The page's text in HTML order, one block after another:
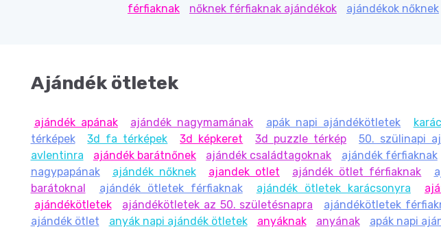
férfiaknak
nőknek férfiaknak ajándékok ajándékok nőknek
Ajándék ötletek
ajándék apának ajándék nagymamának apák napi ajándékötletek
térképek
3d fa térképek 3d képkeret 3d puzzle térkép 50. szülinapi
avlentinra
ajándék barátnőnek ajándék családtagoknak ajándék férfiaknak
nagypapának
ajándék nőknek ajandek otlet ajándék ötlet férfiaknak
barátoknal
ajándék ötletek férfiaknak ajándék ötletek karácsonyra
ajándékötletek
ajándékötletek az 50. születésnapra ajándékötletek
ajándék ötlet
anyák napi ajándék ötletek anyáknak anyának apák napi